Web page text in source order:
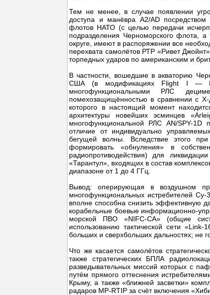
Тем не менее, в случае появлении
доступа и манёвра A2/AD
флотов НАТО (с целью передачи
подразделения Черноморского флота,
округе, имеют в распоряжении все
перехвата самолётов РТР «Ривет
торпедных ударов по американским и
В частности, вошедшие в акваторию
США (в модификациях Flight I —
многофункциональными РЛС
помехозащищённостью в сравнении с
которого в настоящий момент
архитектуры новейших эсминцев
многофункциональной РЛС AN/SPY-
отличие от индивидуально
бегущей волны. Вследствие этого при
формировать «обнуления» в
радиопротиводействия) для
«Тарантул», входящих в состав
диапазоне от 1 до 4 ГГц.
Вывод: оперирующая в воздушном
многофункциональных истребителей
вполне способна снизить эффективную
корабельные боевые информационно-
морской ПВО «NIFC-CA» (общие
использованию тактической сети
больших и сверхбольших дальностях; не
Что же касается самолётов
также стратегических БПЛА
разведывательных миссий которых с
путём прямого оттеснения
Крыму, а также «ближней засветки»
радаров MP-RTIP за счёт включения